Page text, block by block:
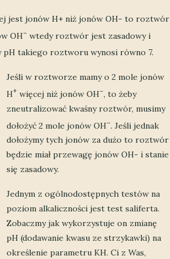
jest jonów H+ niż jonów OH- to roztwór
OH– wtedy roztwór jest zasadowy i
pH takiego roztworu wynosi równo 7.
Jeśli w roztworze mamy o 2 mole jonów
H+ więcej niż jonów OH–, to żeby
zneutralizować kwaśny roztwór, musimy
dołożyć 2 mole jonów OH–. Jeśli jednak
dołożymy tych jonów za dużo to roztwór
będzie miał przewagę jonów OH- i stanie
się zasadowy.
Jednym z ogólnodostępnych testów na
poziom alkaliczności jest test saliferta.
Zobaczmy jak wykorzystuje on zmianę
pH (dodawanie kwasu ze strzykawki) na
określenie parametru KH. Ci z Was,